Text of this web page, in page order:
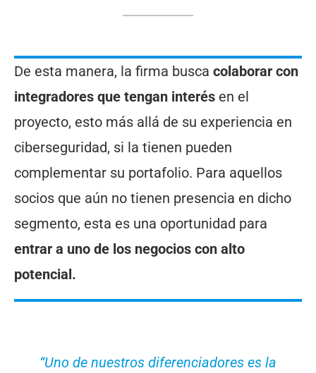
De esta manera, la firma busca colaborar con
integradores que tengan interés en el
proyecto, esto más allá de su experiencia en
ciberseguridad, si la tienen pueden
complementar su portafolio. Para aquellos
socios que aún no tienen presencia en dicho
segmento, esta es una oportunidad para
entrar a uno de los negocios con alto
potencial.
“Uno de nuestros diferenciadores es la